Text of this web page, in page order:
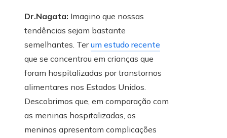
Dr.Nagata: Imagino que nossas
tendências sejam bastante
semelhantes. Terum estudo recente
que se concentrou em crianças que
foram hospitalizadas por transtornos
alimentares nos Estados Unidos.
Descobrimos que, em comparação com
as meninas hospitalizadas, os
meninos apresentam complicações